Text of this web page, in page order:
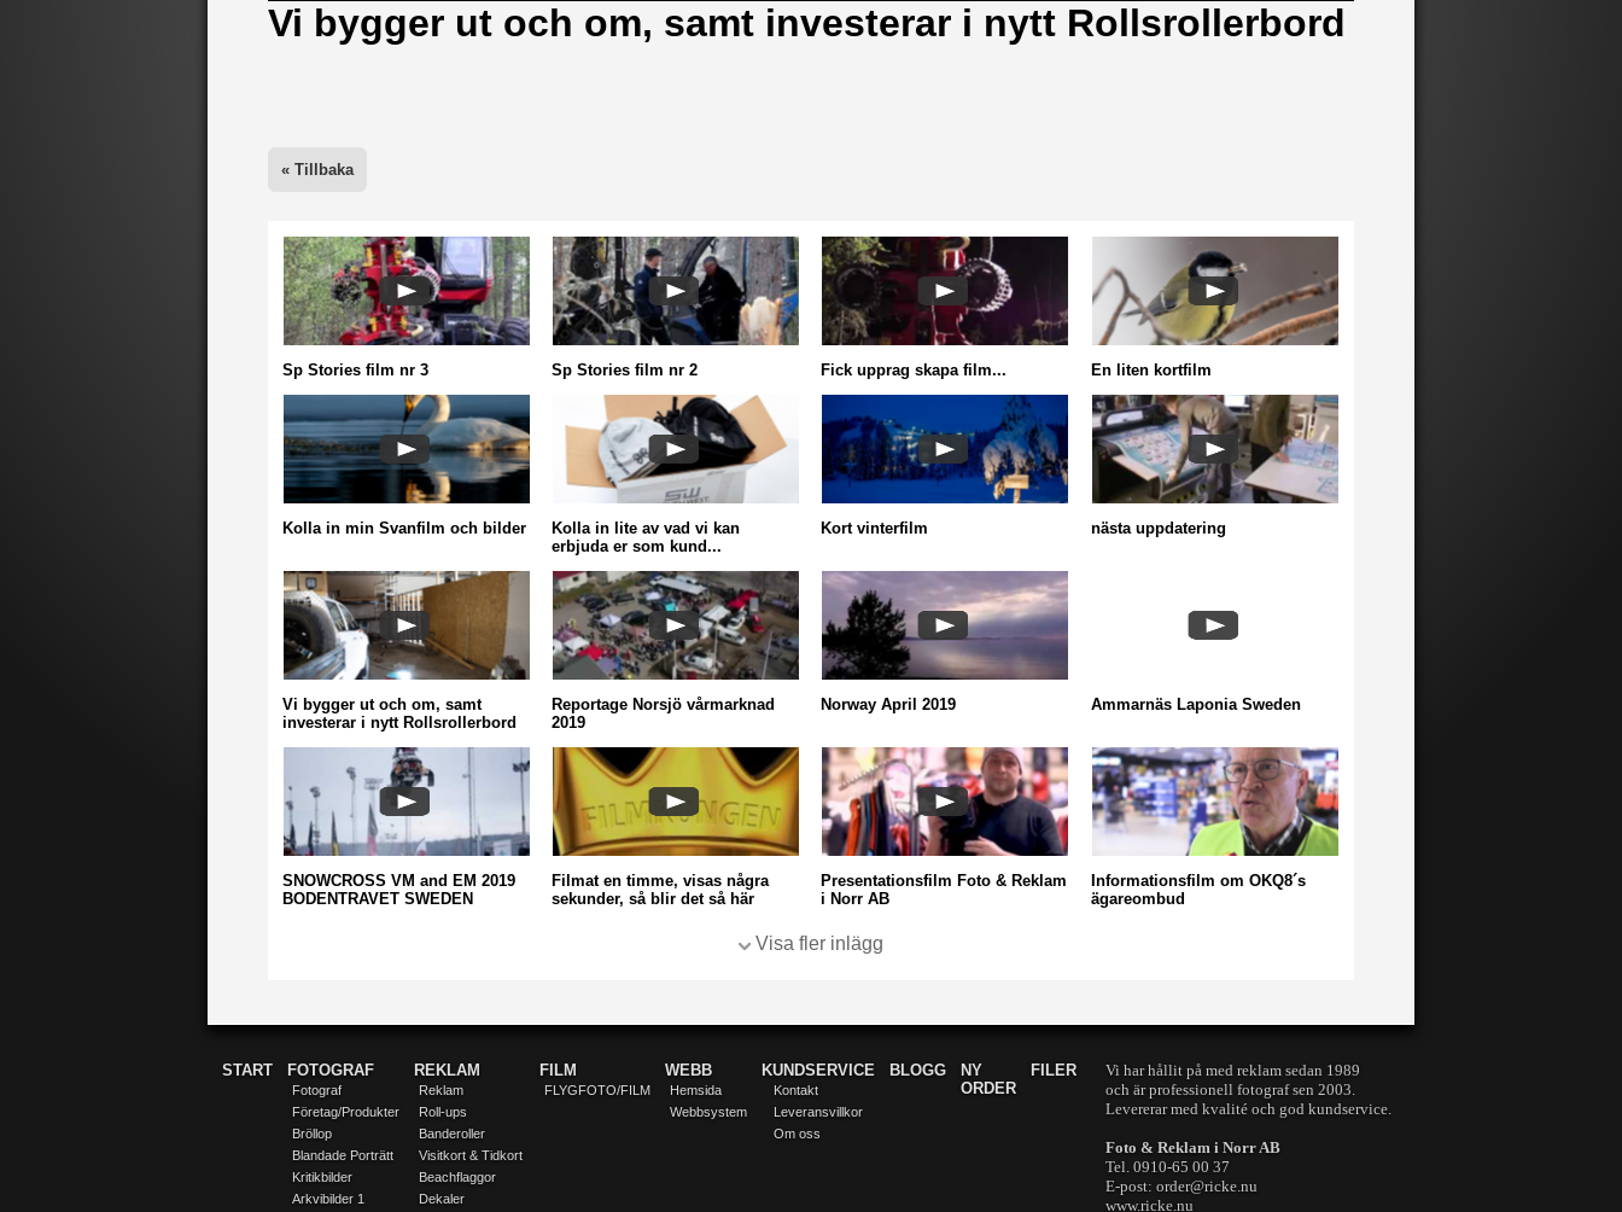
Vi bygger ut och om, samt investerar i nytt Rollsrollerbord
Sp Stories film nr 3 Sp Stories film nr 2 Fick upprag skapa film... En liten kortfilm
Kolla in min Svanfilm och bilder
Kolla in lite av vad vi kan
erbjuda er som kund...
Kort vinterfilm nästa uppdatering
Vi bygger ut och om, samt
investerar i nytt Rollsrollerbord
Reportage Norsjö vårmarknad
2019
Norway April 2019 Ammarnäs Laponia Sweden
SNOWCROSS VM and EM 2019
BODENTRAVET SWEDEN
Filmat en timme, visas några
sekunder, så blir det så här
Presentationsfilm Foto & Reklam
i Norr AB
Informationsfilm om OKQ8´s
ägareombud
Visa fler inlägg
START FOTOGRAF
Fotograf
Företag/Produkter
Bröllop
Blandade Porträtt
Kritikbilder
Arkvibilder 1
REKLAM
Reklam
Roll-ups
Banderoller
Visitkort & Tidkort
Beachflaggor
Dekaler
FILM
FLYGFOTO/FILM
WEBB
Hemsida
Webbsystem
KUNDSERVICE
Kontakt
Leveransvillkor
Om oss
BLOGG
NY
ORDER
FILER
Vi har hållit på med reklam sedan 1989
och är professionell fotograf sen 2003.
Levererar med kvalité och god kundservice.
Foto & Reklam i Norr AB
Tel. 0910-65 00 37
E-post: order@ricke.nu
www.ricke.nu